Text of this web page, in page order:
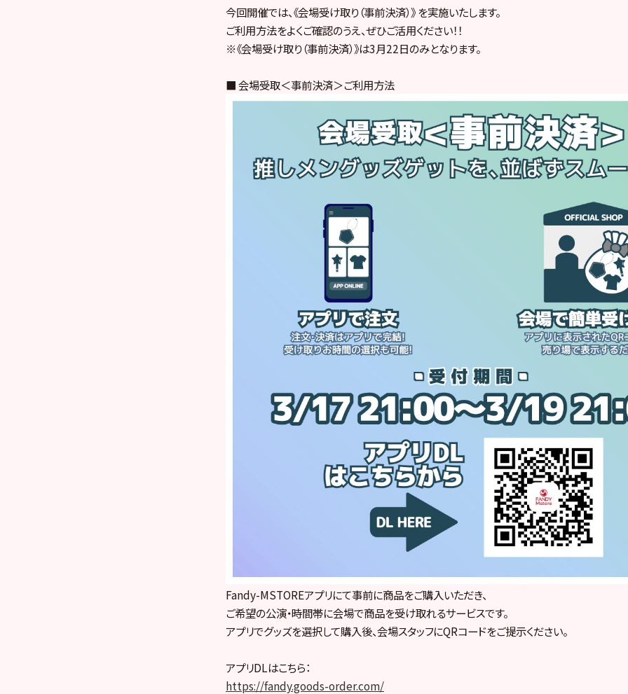
今回開催では、《会場受け取り（事前決済）》 を実施いたします。
ご利用方法をよくご確認のうえ、ぜひご活用ください！！
※《会場受け取り（事前決済）》は3月22日のみとなります。
■ 会場受取＜事前決済＞ご利用方法
Fandy-MSTOREアプリにて事前に商品をご購入いただき、
ご希望の公演・時間帯に会場で商品を受け取れるサービスです。
アプリでグッズを選択して購入後、会場スタッフにQRコードをご提示ください。
アプリDLはこちら：
https://fandy.goods-order.com/